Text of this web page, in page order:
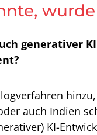
generativer
auch Indien
KI-